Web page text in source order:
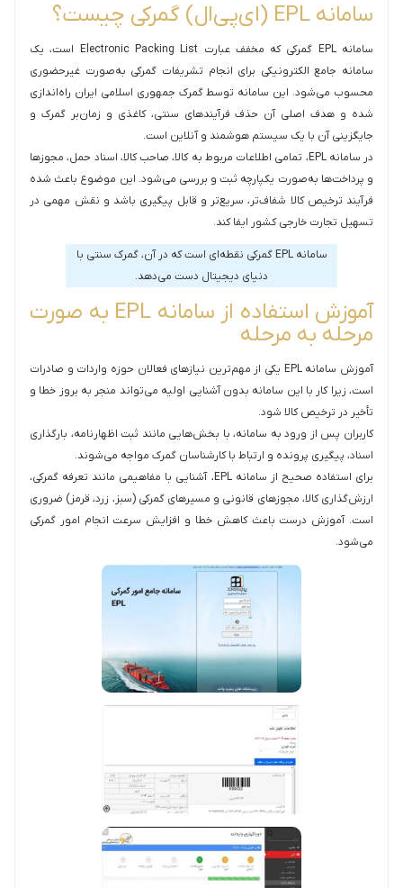
سامانه EPL (ای‌پی‌ال) گمرکی چیست؟
سامانه EPL گمرکی که مخفف عبارت Electronic Packing List است، یک
سامانه جامع الکترونیکی برای انجام تشریفات گمرکی به‌صورت غیرحضوری
محسوب می‌شود. این سامانه توسط گمرک جمهوری اسلامی ایران راه‌اندازی
شده و هدف اصلی آن حذف فرآیندهای سنتی، کاغذی و زمان‌بر گمرک و
جایگزینی آن با یک سیستم هوشمند و آنلاین است.
در سامانه EPL، تمامی اطلاعات مربوط به کالا، صاحب کالا، اسناد حمل، مجوزها
و پرداخت‌ها به‌صورت یکپارچه ثبت و بررسی می‌شود. این موضوع باعث شده
فرآیند ترخیص کالا شفاف‌تر، سریع‌تر و قابل پیگیری باشد و نقش مهمی در
تسهیل تجارت خارجی کشور ایفا کند.
سامانه EPL گمرکی نقطه‌ای است که در آن، گمرک سنتی با
دنیای دیجیتال دست می‌دهد.
آموزش استفاده از سامانه EPL به صورت
مرحله به مرحله
آموزش سامانه EPL یکی از مهم‌ترین نیازهای فعالان حوزه واردات و صادرات
است، زیرا کار با این سامانه بدون آشنایی اولیه می‌تواند منجر به بروز خطا و
تأخیر در ترخیص کالا شود.
کاربران پس از ورود به سامانه، با بخش‌هایی مانند ثبت اظهارنامه، بارگذاری
اسناد، پیگیری پرونده و ارتباط با کارشناسان گمرک مواجه می‌شوند.
برای استفاده صحیح از سامانه EPL، آشنایی با مفاهیمی مانند تعرفه گمرکی،
ارزش‌گذاری کالا، مجوزهای قانونی و مسیرهای گمرکی (سبز، زرد، قرمز) ضروری
است. آموزش درست باعث کاهش خطا و افزایش سرعت انجام امور گمرکی
می‌شود.